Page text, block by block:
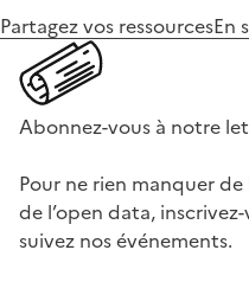
Partagez vos ressourcesEn
Abonnez-vous à notre
Pour ne rien manquer
de l’open data,
suivez nos événements.